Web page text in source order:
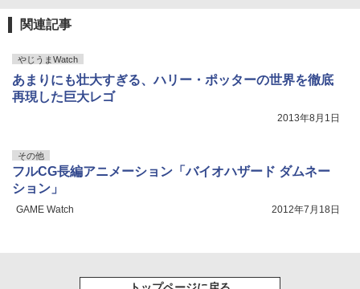
関連記事
やじうまWatch
あまりにも壮大すぎる、ハリー・ポッターの世界を徹底
再現した巨大レゴ
2013年8月1日
その他
フルCG長編アニメーション「バイオハザード ダムネー
ション」
GAME Watch 2012年7月18日